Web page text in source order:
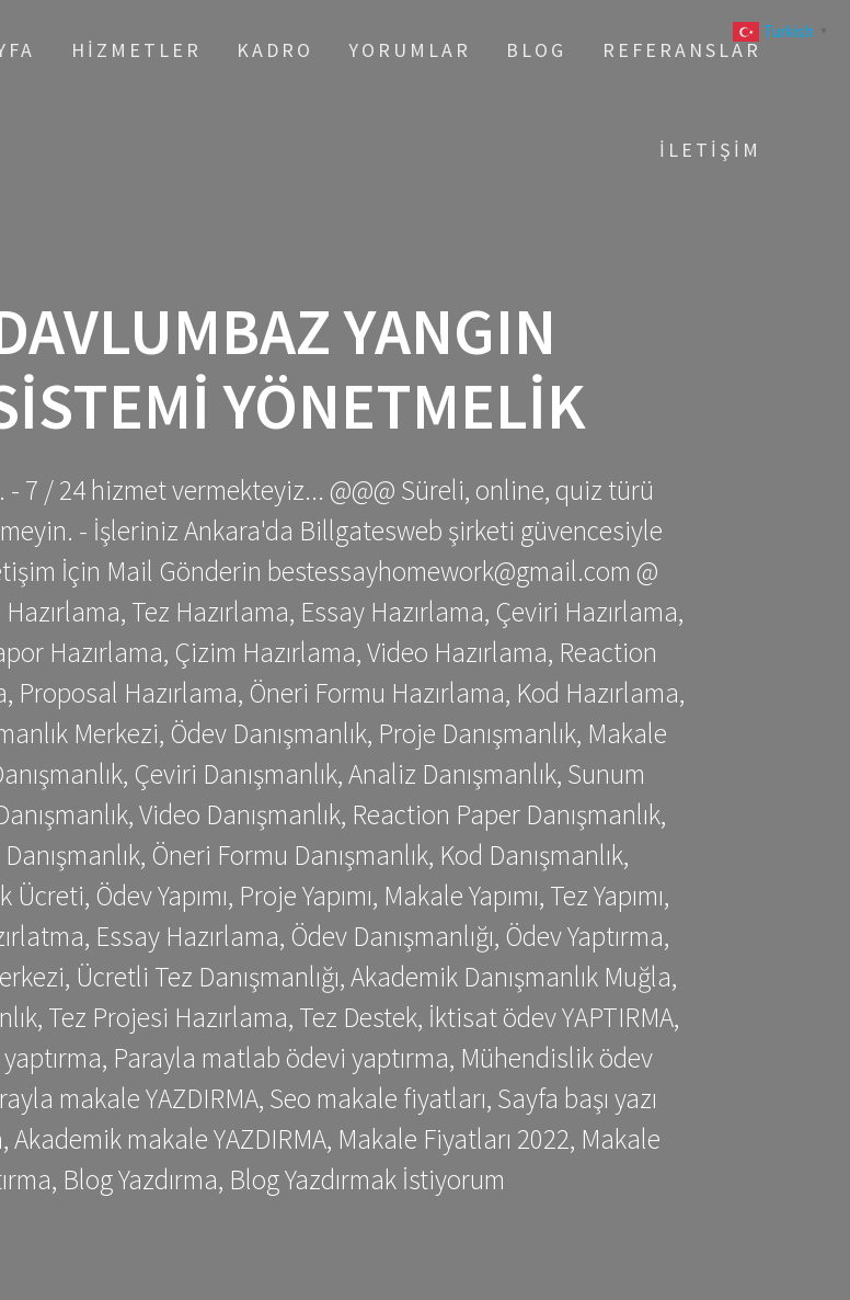
HIZMETLER KADRO YORUMLAR BLOG REFERANSLAR
İLETIŞIM
YANGIN
YÖNETMELIK
7 / 24 hizmet vermekteyiz... @@@ Süreli, online, quiz türü
- İşleriniz Ankara'da Billgatesweb şirketi güvencesiyle
İçin Mail Gönderin bestessayhomework@gmail.com @
Tez Hazırlama, Essay Hazırlama, Çeviri Hazırlama,
Hazırlama, Çizim Hazırlama, Video Hazırlama, Reaction
Proposal Hazırlama, Öneri Formu Hazırlama, Kod Hazırlama,
Merkezi, Ödev Danışmanlık, Proje Danışmanlık, Makale
Çeviri Danışmanlık, Analiz Danışmanlık, Sunum
Video Danışmanlık, Reaction Paper Danışmanlık,
Öneri Formu Danışmanlık, Kod Danışmanlık,
Ödev Yapımı, Proje Yapımı, Makale Yapımı, Tez Yapımı,
Essay Hazırlama, Ödev Danışmanlığı, Ödev Yaptırma,
Ücretli Tez Danışmanlığı, Akademik Danışmanlık Muğla,
Tez Projesi Hazırlama, Tez Destek, İktisat ödev YAPTIRMA,
Parayla matlab ödevi yaptırma, Mühendislik ödev
makale YAZDIRMA, Seo makale fiyatları, Sayfa başı yazı
makale YAZDIRMA, Makale Fiyatları 2022, Makale
Blog Yazdırma, Blog Yazdırmak İstiyorum
Turkish ▼